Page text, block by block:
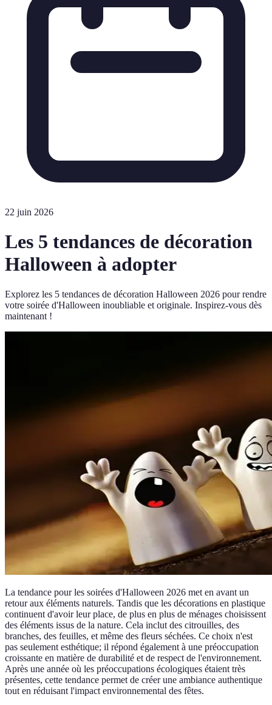
22 juin 2026
Les 5 tendances de décoration
Halloween à adopter
Explorez les 5 tendances de décoration Halloween 2026 pour rendre
votre soirée d'Halloween inoubliable et originale. Inspirez-vous dès
maintenant !
La tendance pour les soirées d'Halloween 2026 met en avant un
retour aux éléments naturels. Tandis que les décorations en plastique
continuent d'avoir leur place, de plus en plus de ménages choisissent
des éléments issus de la nature. Cela inclut des citrouilles, des
branches, des feuilles, et même des fleurs séchées. Ce choix n'est
pas seulement esthétique; il répond également à une préoccupation
croissante en matière de durabilité et de respect de l'environnement.
Après une année où les préoccupations écologiques étaient très
présentes, cette tendance permet de créer une ambiance authentique
tout en réduisant l'impact environnemental des fêtes.